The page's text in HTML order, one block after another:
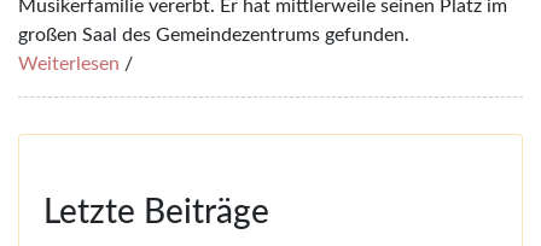
Musikerfamilie vererbt. Er hat mittlerweile seinen Platz im
großen Saal des Gemeindezentrums gefunden.
Weiterlesen /
Letzte Beiträge